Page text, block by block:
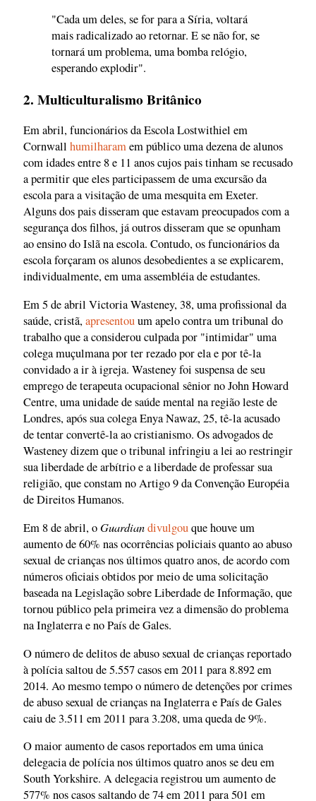
"Cada um deles, se for para a Síria, voltará
mais radicalizado ao retornar. E se não for, se
tornará um problema, uma bomba relógio,
esperando explodir".
2. Multiculturalismo Britânico
Em abril, funcionários da Escola Lostwithiel em
Cornwall humilharamem público uma dezena de alunos
com idades entre 8 e 11 anos cujos pais tinham se recusado
a permitir que eles participassem de uma excursão da
escola para a visitação de uma mesquita em Exeter.
Alguns dos pais disseram que estavam preocupados com a
segurança dos filhos, já outros disseram que se opunham
ao ensino do Islã na escola. Contudo, os funcionários da
escola forçaram os alunos desobedientes a se explicarem,
individualmente, em uma assembléia de estudantes.
Em 5 de abril Victoria Wasteney, 38, uma profissional da
saúde, cristã,apresentouum apelo contra um tribunal do
trabalho que a considerou culpada por "intimidar" uma
colega muçulmana por ter rezado por ela e por tê-la
convidado a ir à igreja. Wasteney foi suspensa de seu
emprego de terapeuta ocupacional sênior no John Howard
Centre, uma unidade de saúde mental na região leste de
Londres, após sua colega Enya Nawaz, 25, tê-la acusado
de tentar convertê-la ao cristianismo. Os advogados de
Wasteney dizem que o tribunal infringiu a lei ao restringir
sua liberdade de arbítrio e a liberdade de professar sua
religião, que constam no Artigo 9 da Convenção Européia
de Direitos Humanos.
Em 8 de abril, oGuardiandivulgouque houve um
aumento de 60% nas ocorrências policiais quanto ao abuso
sexual de crianças nos últimos quatro anos, de acordo com
números oficiais obtidos por meio de uma solicitação
baseada na Legislação sobre Liberdade de Informação, que
tornou público pela primeira vez a dimensão do problema
na Inglaterra e no País de Gales.
O número de delitos de abuso sexual de crianças reportado
à polícia saltou de 5.557 casos em 2011 para 8.892 em
2014. Ao mesmo tempo o número de detenções por crimes
de abuso sexual de crianças na Inglaterra e País de Gales
caiu de 3.511 em 2011 para 3.208, uma queda de 9%.
O maior aumento de casos reportados em uma única
delegacia de polícia nos últimos quatro anos se deu em
South Yorkshire. A delegacia registrou um aumento de
577% nos casos saltando de 74 em 2011 para 501 em